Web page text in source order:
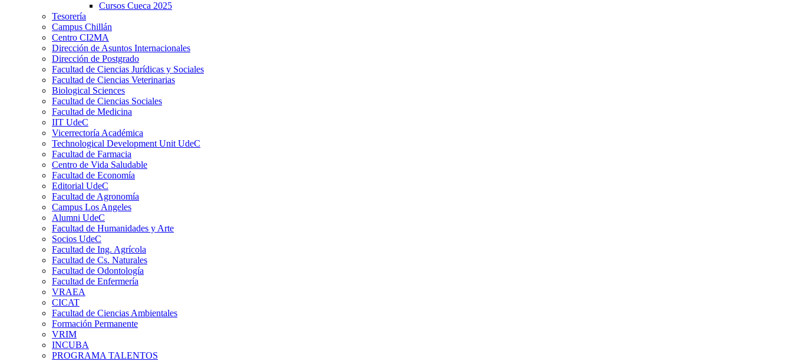
Cursos Cueca 2025
Tesorería
Campus Chillán
Centro CI2MA
Dirección de Asuntos Internacionales
Dirección de Postgrado
Facultad de Ciencias Jurídicas y Sociales
Facultad de Ciencias Veterinarias
Biological Sciences
Facultad de Ciencias Sociales
Facultad de Medicina
IIT UdeC
Vicerrectoría Académica
Technological Development Unit UdeC
Facultad de Farmacia
Centro de Vida Saludable
Facultad de Economía
Editorial UdeC
Facultad de Agronomía
Campus Los Angeles
Alumni UdeC
Facultad de Humanidades y Arte
Socios UdeC
Facultad de Ing. Agrícola
Facultad de Cs. Naturales
Facultad de Odontología
Facultad de Enfermería
VRAEA
CICAT
Facultad de Ciencias Ambientales
Formación Permanente
VRIM
INCUBA
PROGRAMA TALENTOS